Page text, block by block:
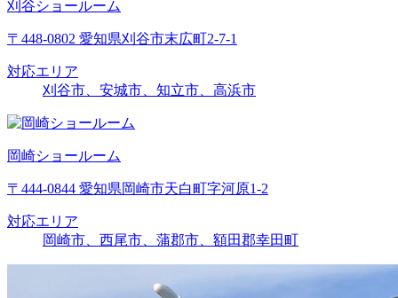
刈谷ショールーム
〒448-0802 愛知県刈谷市末広町2-7-1
対応エリア
刈谷市、安城市、知立市、高浜市
岡崎ショールーム
〒444-0844 愛知県岡崎市天白町字河原1-2
対応エリア
岡崎市、西尾市、蒲郡市、額田郡幸田町